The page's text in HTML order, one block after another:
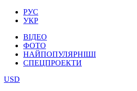
РУС
УКР
ВІДЕО
ФОТО
НАЙПОПУЛЯРНІШІ
СПЕЦПРОЕКТИ
USD